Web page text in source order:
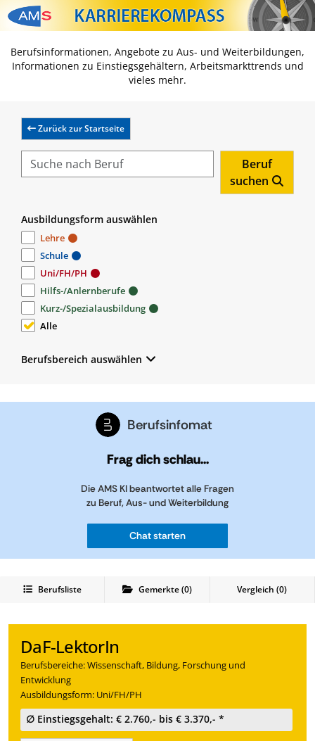
Zum Inhalt springen
Zum Navmenü springen
Zur Suche springen
Zur Footer springen
Berufsinformationen, Angebote zu Aus- und Weiterbildungen,
Informationen zu Einstiegsgehältern, Arbeitsmarkttrends und
vieles mehr.
Zurück zur Startseite
Beruf
suchen
Ausbildungsform auswählen
Lehre
Schule
Uni/FH/PH
Hilfs-/Anlernberufe
Kurz-/Spezialausbildung
Alle
Berufsbereich auswählen
Berufsinfomat
Frag dich schlau...
Die AMS KI beantwortet alle Fragen
zu Beruf, Aus- und Weiterbildung
Chat starten
Berufsliste Gemerkte(0) Vergleich (0)
DaF-LektorIn
Berufsbereiche: Wissenschaft, Bildung, Forschung und
Entwicklung
Ausbildungsform: Uni/FH/PH
∅ Einstiegsgehalt: € 2.760,- bis € 3.370,- *